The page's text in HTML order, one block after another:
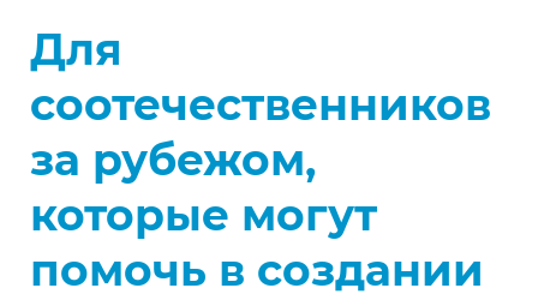
Для
соотечественников
за рубежом,
которые могут
помочь в создании